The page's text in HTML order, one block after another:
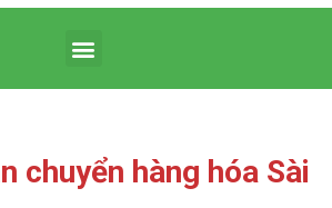
chuyển hàng hóa Sài